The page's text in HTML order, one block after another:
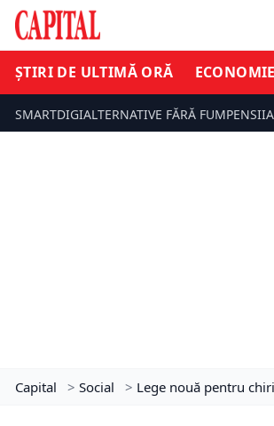
ȘTIRI DE ULTIMĂ ORĂ ECONOMIE
SMARTDIGIALTERNATIVE FĂRĂ FUMPENSII
Capital > Social > Lege nouă pentru